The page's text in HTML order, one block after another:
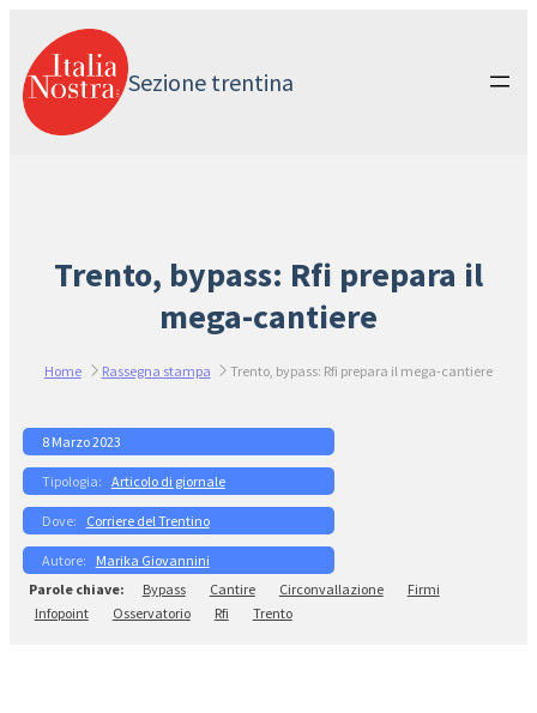
contenuto
Sezione trentina
Trento, bypass: Rfi prepara il
mega-cantiere
Home Rassegna stampa Trento, bypass: Rfi prepara il mega-cantiere
8 Marzo 2023
Articolo di giornale
Corriere del Trentino
Marika Giovannini
Bypass
Cantire Circonvallazione
Firmi
Infopoint
Osservatorio Rfi Trento